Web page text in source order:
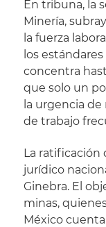
En tribuna, la
Minería,
la fuerza
los
concentra
que solo un
la urgencia
de trabajo
La ratificación
jurídico
Ginebra. El
minas,
México